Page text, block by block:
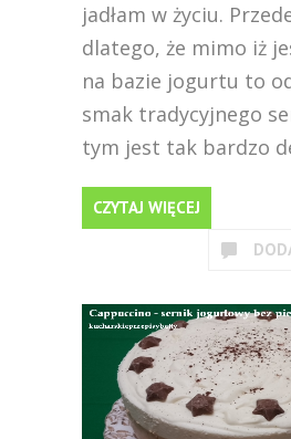
jadłam w życiu.
dlatego, że mimo iż
na bazie jogurtu to
smak tradycyjnego
tym jest tak bardzo
CZYTAJ WIĘCEJ